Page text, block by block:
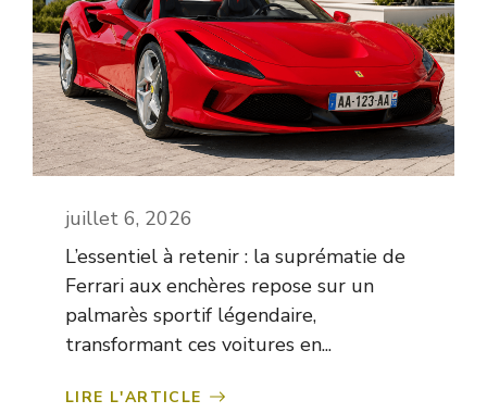
juillet 6, 2026
L’essentiel à retenir : la suprématie de
Ferrari aux enchères repose sur un
palmarès sportif légendaire,
transformant ces voitures en...
LIRE L'ARTICLE